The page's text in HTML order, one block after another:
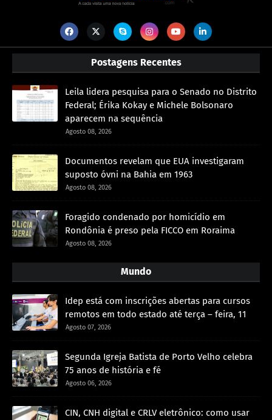
Postagens Recentes
Leila lidera pesquisa para o Senado no Distrito
Federal; Érika Kokay e Michele Bolsonaro
aparecem na sequência
Agosto 08, 2026
Documentos revelam que EUA investigaram
suposto óvni na Bahia em 1963
Agosto 08, 2026
Foragido condenado por homicídio em
Rondônia é preso pela FICCO em Roraima
Agosto 08, 2026
Mundo
Idep está com inscrições abertas para cursos
remotos em todo estado até terça – feira, 11
Agosto 07, 2026
Segunda Igreja Batista de Porto Velho celebra
75 anos de história e fé
Agosto 06, 2026
CIN, CNH digital e CRLV eletrônico: como usar